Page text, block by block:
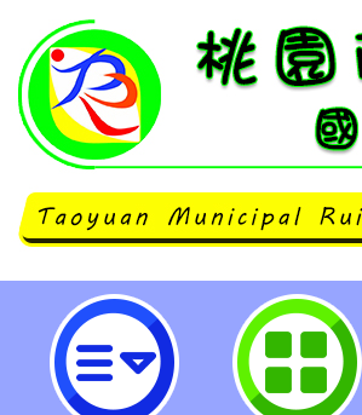
轉知本市113年「性別
防暴宣講師」課程訓
格之人員報名參加。-